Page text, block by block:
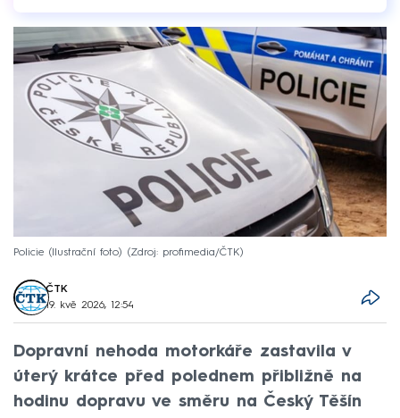
Policie (Ilustrační foto) Zdroj: profimedia/ČTK
ČTK
19. kvě 2026, 12:54
Dopravní nehoda motorkáře zastavila v
úterý krátce před polednem přibližně na
hodinu dopravu ve směru na Český Těšín